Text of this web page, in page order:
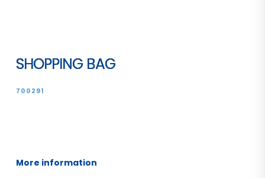
SHOPPING BAG
700291
More information